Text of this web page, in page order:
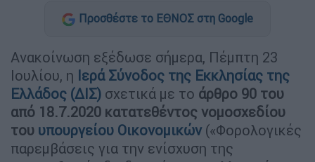
Προσθέστε το ΕΘΝΟΣ στη Google
Ανακοίνωση εξέδωσε σήμερα, Πέμπτη 23
Ιουλίου, η Ιερά Σύνοδος της Εκκλησίας της
Ελλάδος (ΔΙΣ) σχετικά με το άρθρο 90 του
από 18.7.2020 κατατεθέντος νομοσχεδίου
του υπουργείου Οικονομικών («Φορολογικές
παρεμβάσεις για την ενίσχυση της